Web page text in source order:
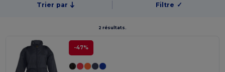
Trier par Filtre ✓
2 résultats.
-47%